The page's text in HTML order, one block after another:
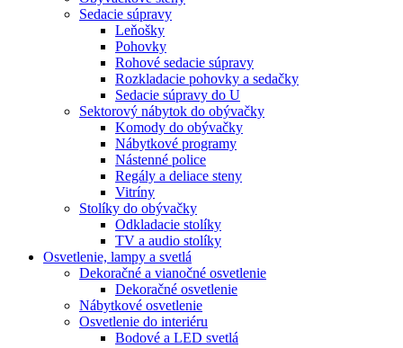
Sedacie súpravy
Leňošky
Pohovky
Rohové sedacie súpravy
Rozkladacie pohovky a sedačky
Sedacie súpravy do U
Sektorový nábytok do obývačky
Komody do obývačky
Nábytkové programy
Nástenné police
Regály a deliace steny
Vitríny
Stolíky do obývačky
Odkladacie stolíky
TV a audio stolíky
Osvetlenie, lampy a svetlá
Dekoračné a vianočné osvetlenie
Dekoračné osvetlenie
Nábytkové osvetlenie
Osvetlenie do interiéru
Bodové a LED svetlá